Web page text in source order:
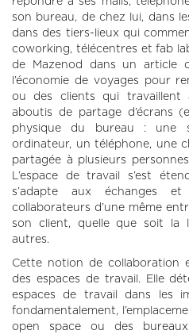
son bureau, de chez lui, dans
dans des tiers-lieux qui
coworking, télécentres et fab
de Mazenod dans un article
l’économie de voyages pour
ou des clients qui travaillent
aboutis de partage d’écrans
physique du bureau : une
ordinateur, un téléphone, une
partagée à plusieurs
L’espace de travail s’est
s’adapte aux échanges
collaborateurs d’une même
son client, quelle que soit la
autres.
Cette notion de collaboration
des espaces de travail. Elle
espaces de travail dans les
fondamentalement,
open space ou des